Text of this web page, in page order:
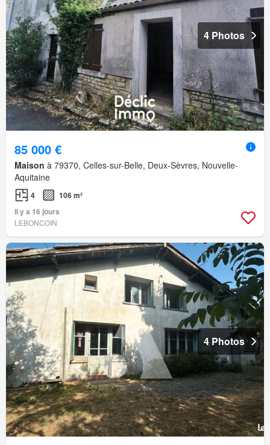
4 Photos
85 000 €
Maison à 79370, Celles-sur-Belle, Deux-Sèvres, Nouvelle-
Aquitaine
4
106 m²
Il y a 16 jours
LEBONCOIN
4 Photos